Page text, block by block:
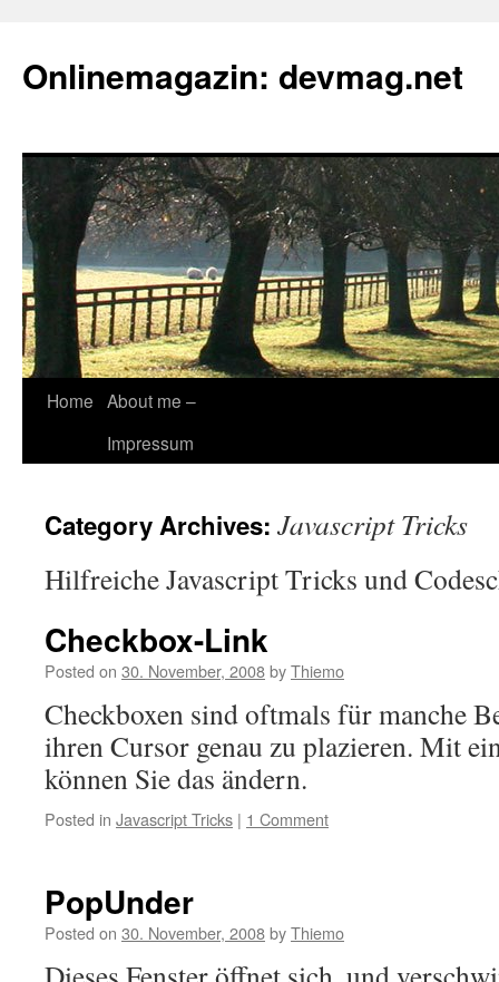
Onlinemagazin: devmag.net
Skip
Home About me –
Impressum
Category Archives: Javascript Tricks
Hilfreiche Javascript Tricks und
Checkbox-Link
Posted on 30. November, 2008byThiemo
Checkboxen sind oftmals für manche
ihren Cursor genau zu plazieren. Mit
können Sie das ändern.
Posted in Javascript Tricks | 1 Comment
PopUnder
Posted on 30. November, 2008byThiemo